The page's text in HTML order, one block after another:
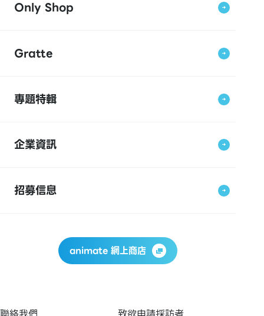
Only Shop
Gratte
專題特輯
企業資訊
招募信息
animate 網上商店